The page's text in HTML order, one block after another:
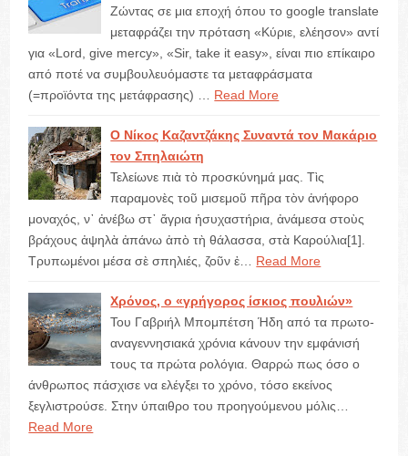
Ζώντας σε μια εποχή όπου το google translate
μεταφράζει την πρόταση «Κύριε, ελέησον» αντί
για «Lord, give mercy», «Sir, take it easy», είναι πιο επίκαιρο
από ποτέ να συμβουλευόμαστε τα μεταφράσματα
(=προϊόντα της μετάφρασης) …
Read More
Ο Νίκος Καζαντζάκης Συναντά τον Μακάριο
τον Σπηλαιώτη
Τελείωνε πιὰ τὸ προσκύνημά μας. Τὶς
παραμονὲς τοῦ μισεμοῦ πῆρα τὸν ἀνήφορο
μοναχός, ν᾿ ἀνέβω στ᾿ ἄγρια ἡσυχαστήρια, ἀνάμεσα στοὺς
βράχους ἀψηλὰ ἀπάνω ἀπὸ τὴ θάλασσα, στὰ Καρούλια[1].
Τρυπωμένοι μέσα σὲ σπηλιές, ζοῦν ἐ…
Read More
Χρόνος, ο «γρήγορος ίσκιος πουλιών»
Του Γαβριήλ Μπομπέτση Ήδη από τα πρωτο-
αναγεννησιακά χρόνια κάνουν την εμφάνισή
τους τα πρώτα ρολόγια. Θαρρώ πως όσο ο
άνθρωπος πάσχισε να ελέγξει το χρόνο, τόσο εκείνος
ξεγλιστρούσε. Στην ύπαιθρο του προηγούμενου μόλις…
Read More